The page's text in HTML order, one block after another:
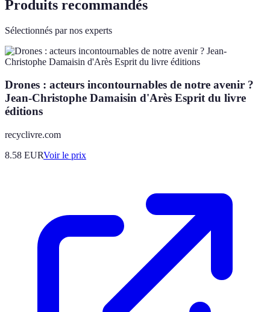
Produits recommandés
Sélectionnés par nos experts
Drones : acteurs incontournables de notre avenir ?
Jean-Christophe Damaisin d'Arès Esprit du livre
éditions
recyclivre.com
8.58 EURVoir le prix